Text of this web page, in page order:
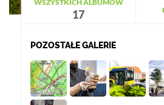
WSZYSTKICH ALBUMÓW
17
POZOSTAŁE GALERIE